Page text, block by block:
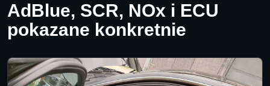
AdBlue, SCR, NOx i ECU
pokazane konkretnie